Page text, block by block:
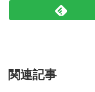
関連記事